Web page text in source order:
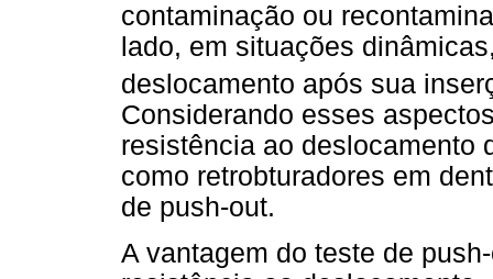
contaminação ou
lado, em situações di
deslocamento após sua
Considerando esses
resistência ao deslocamento
como retrobturadores em
de push-out.
A vantagem do teste de